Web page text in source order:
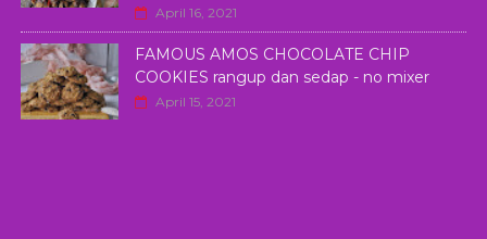
April 16, 2021
FAMOUS AMOS CHOCOLATE CHIP
COOKIES rangup dan sedap - no mixer
April 15, 2021